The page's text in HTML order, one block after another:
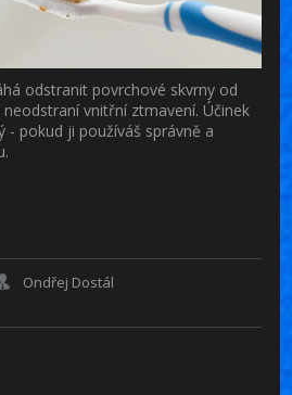
odstranit povrchové skvrny od
vnitřní ztmavení. Účinek
- pokud ji používáš správně a
Ondřej Dostál